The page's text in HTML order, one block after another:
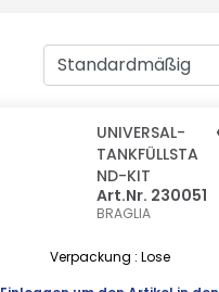
UNIVERSAL-
TANKFÜLLSTA
ND-KIT
Art.Nr. 230051
BRAGLIA
Verpackung : Lose